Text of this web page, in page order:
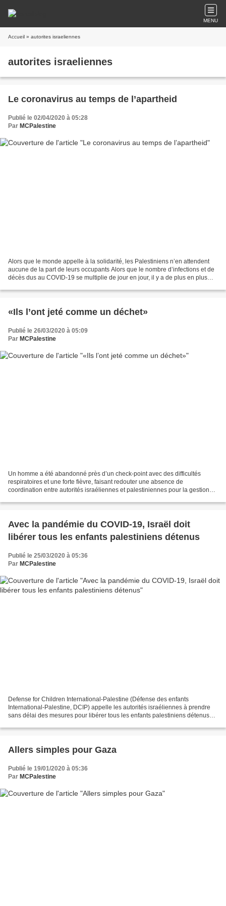
MENU
Accueil » autorites israeliennes
autorites israeliennes
Le coronavirus au temps de l’apartheid
Publié le 02/04/2020 à 05:28
Par MCPalestine
Alors que le monde appelle à la solidarité, les Palestiniens n’en attendent
aucune de la part de leurs occupants Alors que le nombre d’infections et de
décès dus au COVID-19 se multiplie de jour en jour, il y a de plus en plus
«Ils l’ont jeté comme un déchet»
Publié le 26/03/2020 à 05:09
Par MCPalestine
Un homme a été abandonné près d’un check-point avec des difficultés
respiratoires et une forte fièvre, faisant redouter une absence de
coordination entre autorités israéliennes et palestiniennes pour la gestion
Avec la pandémie du COVID-19, Israël doit
libérer tous les enfants palestiniens détenus
Publié le 25/03/2020 à 05:36
Par MCPalestine
Defense for Children International-Palestine (Défense des enfants
International-Palestine, DCIP) appelle les autorités israéliennes à prendre
sans délai des mesures pour libérer tous les enfants palestiniens détenus
Allers simples pour Gaza
Publié le 19/01/2020 à 05:36
Par MCPalestine